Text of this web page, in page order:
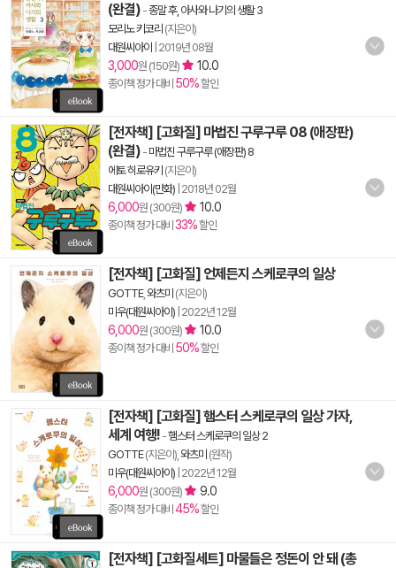
(완결) -종말 후, 아사와 나기의 생활 3
모리노 키코리 (지은이)
대원씨아이
2019년 08월
3,000원 (150원) 10.0
종이책 정가 대비 50%할인
[전자책] [고화질] 마법진 구루구루 08 (애장판)
(완결) - 마법진 구루구루 (애장판) 8
에토 히로유키 (지은이)
대원씨아이(만화) 2018년 02월
6,000원 (300원) 10.0
종이책 정가 대비 33%할인
[전자책] [고화질] 언제든지 스케로쿠의 일상
GOTTE, 와츠미 (지은이)
미우(대원씨아이) 2022년 12월
6,000원 (300원) 10.0
종이책 정가 대비 50%할인
[전자책] [고화질] 햄스터 스케로쿠의 일상 가자,
세계 여행! -햄스터 스케로쿠의 일상 2
GOTTE(지은이), 와츠미 (원작)
미우(대원씨아이) 2022년 12월
6,000원 (300원) 9.0
종이책 정가 대비 45%할인
[전자책] [고화질세트] 마물들은 정돈이 안 돼 (총